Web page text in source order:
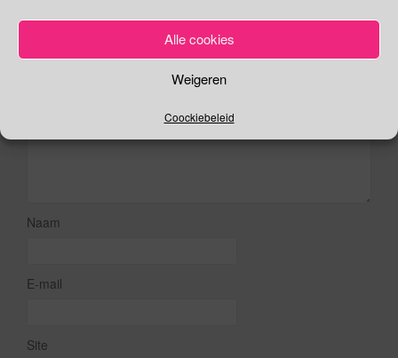
Alle cookies
Weigeren
Coockiebeleid
Reactie*
Naam
E-mail
Site